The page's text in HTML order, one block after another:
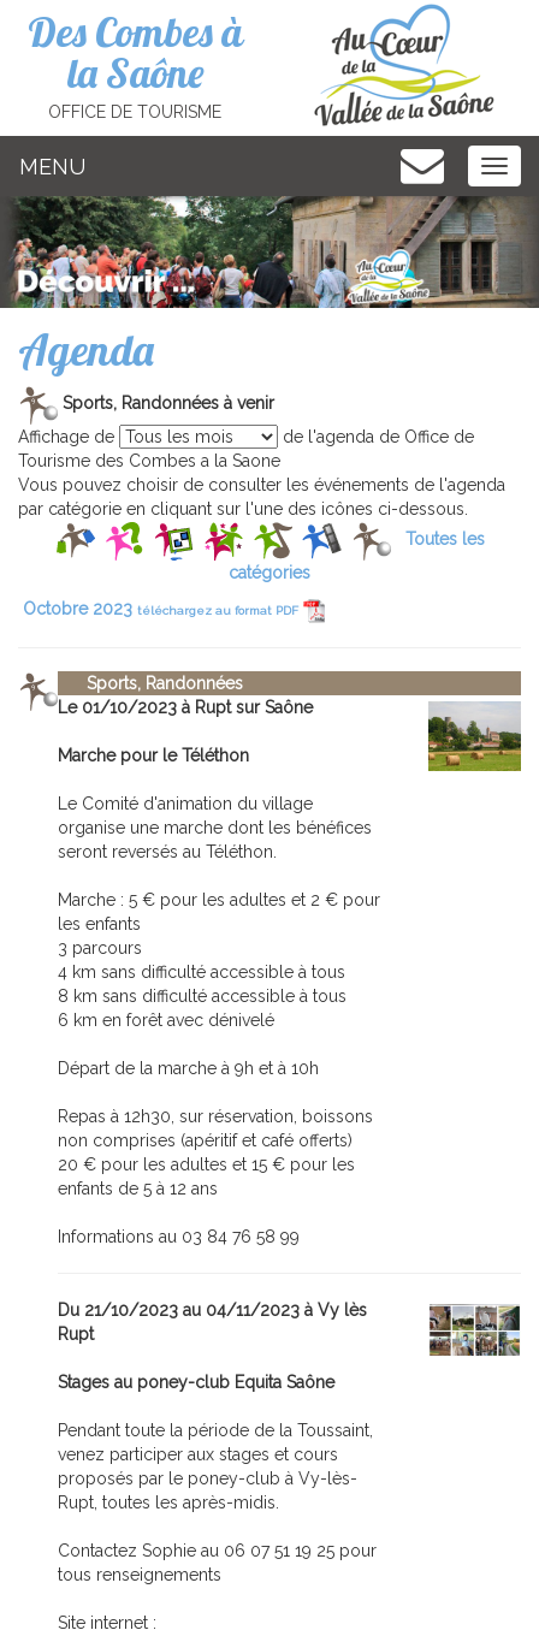
Des Combes à
la Saône
OFFICE DE TOURISME
MENU
Agenda
Sports, Randonnées à venir
Affichage de
de l'agenda de Office de
Tourisme des Combes a la Saone
Vous pouvez choisir de consulter les événements de l'agenda
par catégorie en cliquant sur l'une des icônes ci-dessous.
Toutes les
catégories
Octobre 2023 téléchargez au format PDF
Sports, Randonnées
Le 01/10/2023 à Rupt sur Saône
Marche pour le Téléthon
Le Comité d'animation du village
organise une marche dont les bénéfices
seront reversés au Téléthon.
Marche : 5 € pour les adultes et 2 € pour
les enfants
3 parcours
4 km sans difficulté accessible à tous
8 km sans difficulté accessible à tous
6 km en forêt avec dénivelé
Départ de la marche à 9h et à 10h
Repas à 12h30, sur réservation, boissons
non comprises (apéritif et café offerts)
20 € pour les adultes et 15 € pour les
enfants de 5 à 12 ans
Informations au 03 84 76 58 99
Du 21/10/2023 au 04/11/2023 à Vy lès
Rupt
Stages au poney-club Equita Saône
Pendant toute la période de la Toussaint,
venez participer aux stages et cours
proposés par le poney-club à Vy-lès-
Rupt, toutes les après-midis.
Contactez Sophie au 06 07 51 19 25 pour
tous renseignements
Site internet :